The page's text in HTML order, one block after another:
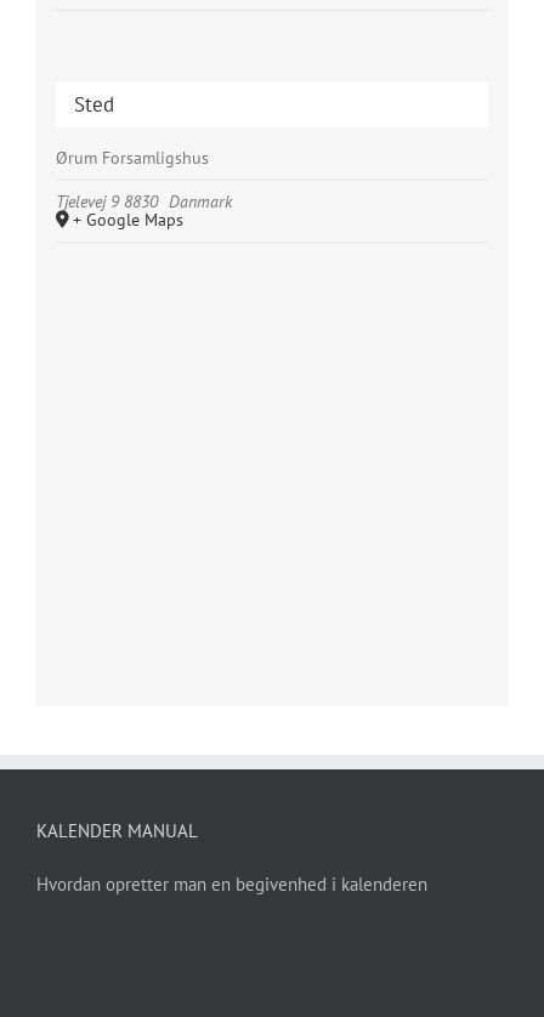
Sted
Ørum Forsamligshus
Tjelevej 9 8830 Danmark
+ Google Maps
KALENDER MANUAL
Hvordan opretter man en begivenhed i kalenderen